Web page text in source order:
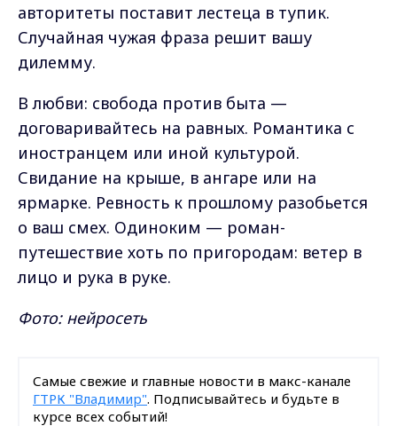
авторитеты поставит лестеца в тупик.
Случайная чужая фраза решит вашу
дилемму.
В любви: свобода против быта —
договаривайтесь на равных. Романтика с
иностранцем или иной культурой.
Свидание на крыше, в ангаре или на
ярмарке. Ревность к прошлому разобьется
о ваш смех. Одиноким — роман-
путешествие хоть по пригородам: ветер в
лицо и рука в руке.
Фото: нейросеть
Самые свежие и главные новости в макс-канале
ГТРК "Владимир". Подписывайтесь и будьте в
курсе всех событий!